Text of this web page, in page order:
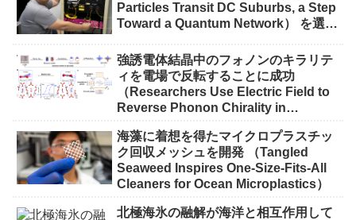
Particles Transit DC Suburbs, a Step
Toward a Quantum Network） を選択
れ粒子の長距離伝送に成功 （‘Spooky’
Particles Transit DC Suburbs, a Step
Toward a Quantum Network）
強誘電体結晶中のフォノンのキラリテ
ィを電場で反転することに成功
（Researchers Use Electric Field to
Reverse Phonon Chirality in
海藻に着想を得たマイクロプラスチッ
ク回収メッシュを開発 （Tangled
Seaweed Inspires One-Size-Fits-All
Cleaners for Ocean Microplastics）
北極海氷の融解が海洋と相互作用して